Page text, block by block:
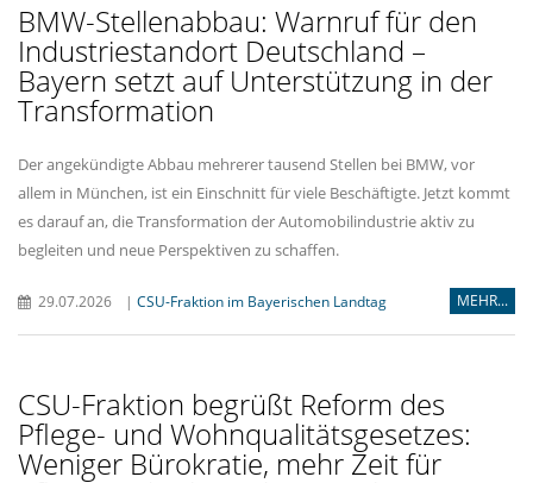
BMW-Stellenabbau: Warnruf für den
Industriestandort Deutschland –
Bayern setzt auf Unterstützung in der
Transformation
Der angekündigte Abbau mehrerer tausend Stellen bei BMW, vor
allem in München, ist ein Einschnitt für viele Beschäftigte. Jetzt kommt
es darauf an, die Transformation der Automobilindustrie aktiv zu
begleiten und neue Perspektiven zu schaffen.
29.07.2026 | CSU-Fraktion im Bayerischen Landtag MEHR...
CSU-Fraktion begrüßt Reform des
Pflege- und Wohnqualitätsgesetzes:
Weniger Bürokratie, mehr Zeit für